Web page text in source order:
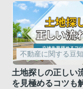
不動産に関する豆
土地探しの正しい
を見極めるコツも